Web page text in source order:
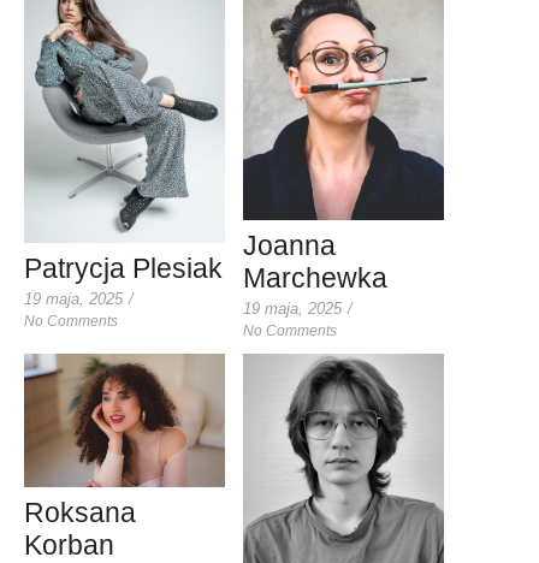
Patrycja Plesiak
19 maja, 2025 /
No Comments
Joanna
Marchewka
19 maja, 2025 /
No Comments
Roksana
Korban